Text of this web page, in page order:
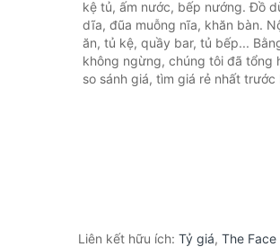
kệ tủ, ấm nước, bếp nướng. Đồ
dĩa, đũa muỗng nĩa, khăn bàn.
ăn, tủ kệ, quầy bar, tủ bếp...
không ngừng, chúng tôi đã tổng
so sánh giá, tìm giá rẻ nhất trước
Liên kết hữu ích: Tỷ giá, The